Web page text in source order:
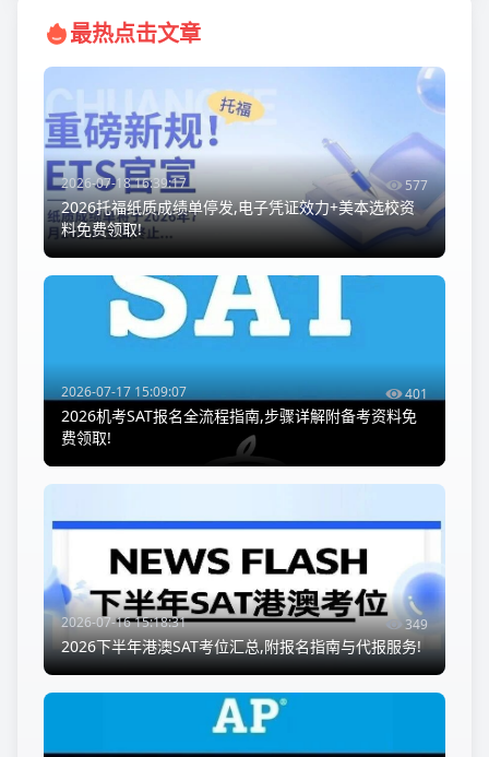
最热点击文章
2026-07-18 16:39:17 577
2026托福纸质成绩单停发,电子凭证效力+美本选校资
料免费领取!
2026-07-17 15:09:07 401
2026机考SAT报名全流程指南,步骤详解附备考资料免
费领取!
2026-07-16 15:18:31 349
2026下半年港澳SAT考位汇总,附报名指南与代报服务!